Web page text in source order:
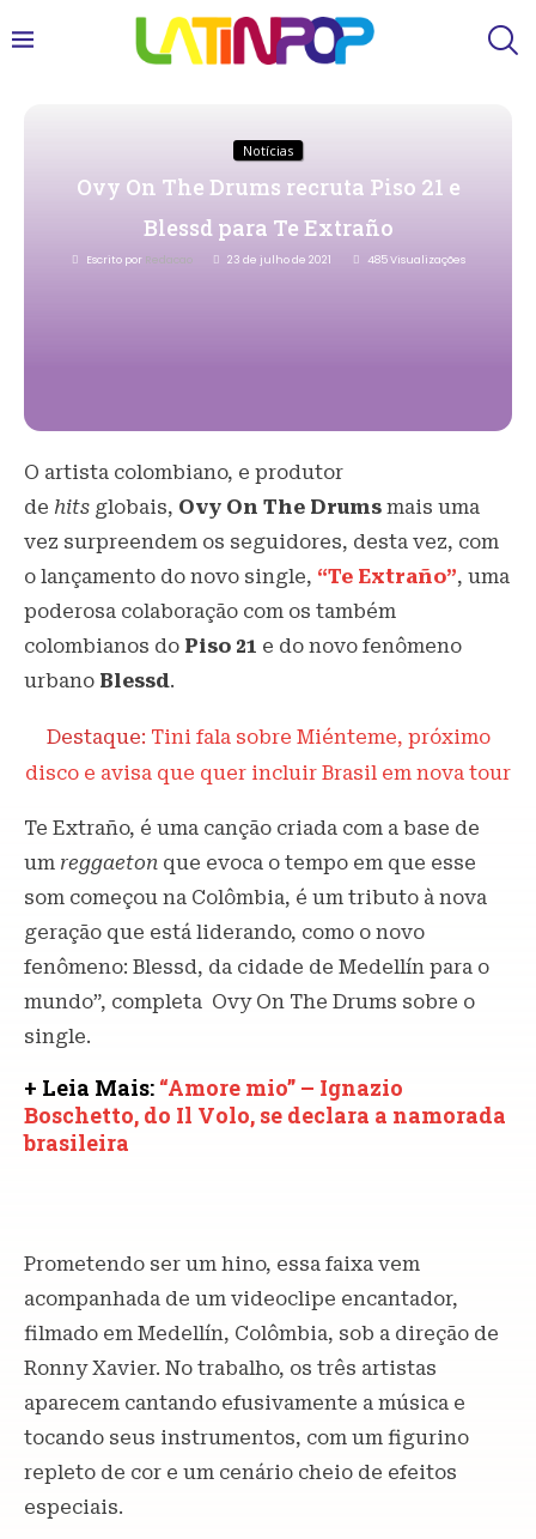
Notícias
Ovy On The Drums recruta Piso 21 e
Blessd para Te Extraño
Escrito por Redacao 23 de julho de 2021 485Visualizações
O artista colombiano, e produtor
de hits globais, Ovy On The Drums mais uma
vez surpreendem os seguidores, desta vez, com
o lançamento do novo single, “Te Extraño”, uma
poderosa colaboração com os também
colombianos do Piso 21 e do novo fenômeno
urbano Blessd.
Destaque: Tini fala sobre Miénteme, próximo
disco e avisa que quer incluir Brasil em nova tour
Te Extraño, é uma canção criada com a base de
um reggaeton que evoca o tempo em que esse
som começou na Colômbia, é um tributo à nova
geração que está liderando, como o novo
fenômeno: Blessd, da cidade de Medellín para o
mundo”, completa Ovy On The Drums sobre o
single.
+ Leia Mais: “Amore mio” – Ignazio
Boschetto, do Il Volo, se declara a namorada
brasileira
Prometendo ser um hino, essa faixa vem
acompanhada de um videoclipe encantador,
filmado em Medellín, Colômbia, sob a direção de
Ronny Xavier. No trabalho, os três artistas
aparecem cantando efusivamente a música e
tocando seus instrumentos, com um figurino
repleto de cor e um cenário cheio de efeitos
especiais.